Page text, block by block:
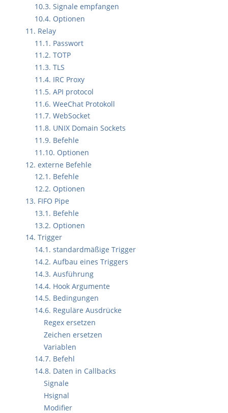
10.3. Signale empfangen
10.4. Optionen
11. Relay
11.1. Passwort
11.2. TOTP
11.3. TLS
11.4. IRC Proxy
11.5. API protocol
11.6. WeeChat Protokoll
11.7. WebSocket
11.8. UNIX Domain Sockets
11.9. Befehle
11.10. Optionen
12. externe Befehle
12.1. Befehle
12.2. Optionen
13. FIFO Pipe
13.1. Befehle
13.2. Optionen
14. Trigger
14.1. standardmäßige Trigger
14.2. Aufbau eines Triggers
14.3. Ausführung
14.4. Hook Argumente
14.5. Bedingungen
14.6. Reguläre Ausdrücke
Regex ersetzen
Zeichen ersetzen
Variablen
14.7. Befehl
14.8. Daten in Callbacks
Signale
Hsignal
Modifier